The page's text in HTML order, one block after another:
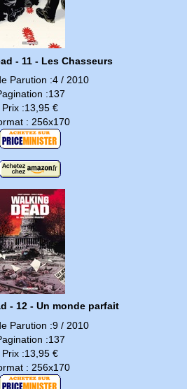
- 11 - Les Chasseurs
Parution :4 / 2010
:137
Prix :13,95 €
: 256x170
- 12 - Un monde parfait
Parution :9 / 2010
:137
Prix :13,95 €
: 256x170